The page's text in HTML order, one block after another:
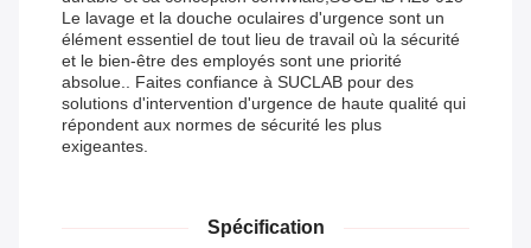
Le lavage et la douche oculaires d'urgence sont un
élément essentiel de tout lieu de travail où la sécurité
et le bien-être des employés sont une priorité
absolue.. Faites confiance à SUCLAB pour des
solutions d'intervention d'urgence de haute qualité qui
répondent aux normes de sécurité les plus
exigeantes.
Spécification